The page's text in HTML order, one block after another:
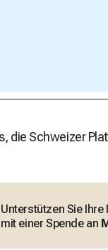
die Schweizer
Unterstützen Sie
mit einer Spende an